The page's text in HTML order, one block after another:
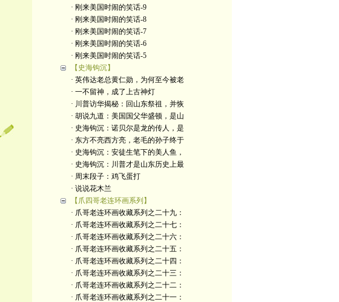
· 刚来美国时闹的笑话-9
· 刚来美国时闹的笑话-8
· 刚来美国时闹的笑话-7
· 刚来美国时闹的笑话-6
· 刚来美国时闹的笑话-5
【史海钩沉】
· 英伟达老总黄仁勋，为何至今被老
· 一不留神，成了上古神灯
· 川普访华揭秘：回山东祭祖，并恢
· 胡说九道：美国国父华盛顿，是山
· 史海钩沉：诺贝尔是龙的传人，是
· 东方不亮西方亮，老毛的孙子终于
· 史海钩沉：安徒生笔下的美人鱼，
· 史海钩沉：川普才是山东历史上最
· 周末段子：鸡飞蛋打
· 说说花木兰
【爪四哥老连环画系列】
· 爪哥老连环画收藏系列之二十九：
· 爪哥老连环画收藏系列之二十七：
· 爪哥老连环画收藏系列之二十六：
· 爪哥老连环画收藏系列之二十五：
· 爪哥老连环画收藏系列之二十四：
· 爪哥老连环画收藏系列之二十三：
· 爪哥老连环画收藏系列之二十二：
· 爪哥老连环画收藏系列之二十一：